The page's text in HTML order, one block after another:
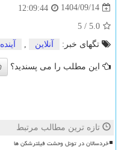
1404/09/14
12:09:44
5.0
/
5
تگهای خبر:
آنلاین آینده
این مطلب را می پسندید؟
تازه ترین مطالب مرتبط
خردسالان در تونل وحشت فیلترشکن ها